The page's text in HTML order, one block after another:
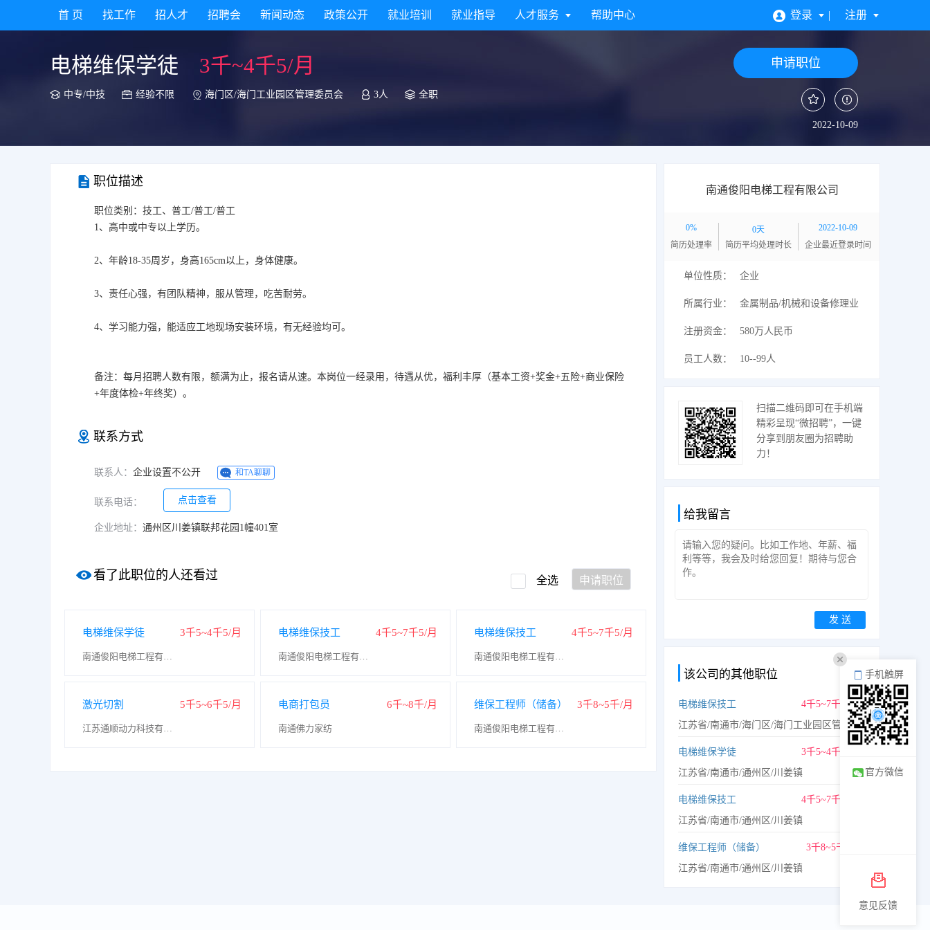
首 页 找工作 招人才 招聘会 新闻动态 政策公开 就业培训 就业指导 人才服务 帮助中心 登录 注册
电梯维保学徒 3千~4千5/月
中专/中技 经验不限 海门区/海门工业园区管理委员会 3人 全职
申请职位
2022-10-09
职位描述
职位类别：技工、普工/普工/普工
1、高中或中专以上学历。
2、年龄18-35周岁，身高165cm以上，身体健康。
3、责任心强，有团队精神，服从管理，吃苦耐劳。
4、学习能力强，能适应工地现场安装环境，有无经验均可。
备注：每月招聘人数有限，额满为止，报名请从速。本岗位一经录用，待遇从优，福利丰厚（基本工资+奖金+五险+商业保险
+年度体检+年终奖）。
联系方式
联系人： 企业设置不公开 和TA聊聊
联系电话： 点击查看
企业地址： 通州区川姜镇联邦花园1幢401室
看了此职位的人还看过 全选 申请职位
电梯维保学徒 3千5~4千5/月
南通俊阳电梯工程有限公司
电梯维保技工 4千5~7千5/月
南通俊阳电梯工程有限公司
电梯维保技工 4千5~7千5/月
南通俊阳电梯工程有限公司
激光切割 5千5~6千5/月
江苏通顺动力科技有限公司
电商打包员 6千~8千/月
南通佛力家纺
维保工程师（储备） 3千8~5千/月
南通俊阳电梯工程有限公司
南通俊阳电梯工程有限公司
0%
简历处理率
0天
简历平均处理时长
2022-10-09
企业最近登录时间
单位性质： 企业
所属行业： 金属制品/机械和设备修理业
注册资金： 580万人民币
员工人数： 10--99人
扫描二维码即可在手机端
精彩呈现“微招聘”，一键
分享到朋友圈为招聘助
力！
给我留言
发 送
该公司的其他职位 换一换
电梯维保技工
4千5~7千5/月
江苏省/南通市/海门区/海门工业园区管理委员会
电梯维保学徒
3千5~4千5/月
江苏省/南通市/通州区/川姜镇
电梯维保技工
4千5~7千5/月
江苏省/南通市/通州区/川姜镇
维保工程师（储备）
3千8~5千/月
江苏省/南通市/通州区/川姜镇
手机触屏
官方微信
意见反馈